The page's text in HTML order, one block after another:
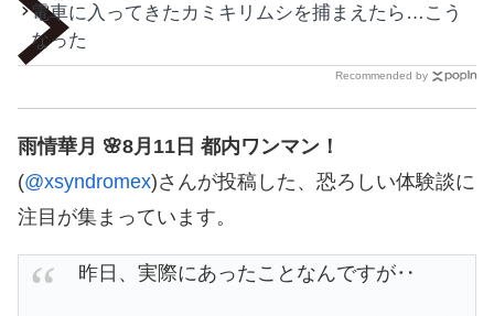
電車に入ってきたカミキリムシを捕まえたら…こう
なった
Recommended by
雨情華月 🌸8月11日 都内ワンマン！
(@xsyndromex)さんが投稿した、恐ろしい体験談に
注目が集まっています。
昨日、実際にあったことなんですが‥